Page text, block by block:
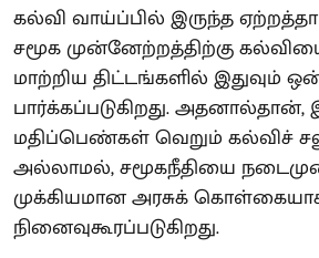
கல்வி வாய்ப்பில் இருந்த
சமூக முன்னேற்றத்திற்கு
மாற்றிய திட்டங்களில் இதுவும்
பார்க்கப்படுகிறது. அதனால்தான்,
மதிப்பெண்கள் வெறும் கல்விச்
அல்லாமல், சமூகநீதியை
முக்கியமான அரசுக்
நினைவுகூரப்படுகிறது.